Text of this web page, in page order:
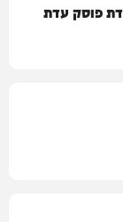
פוסק עדת